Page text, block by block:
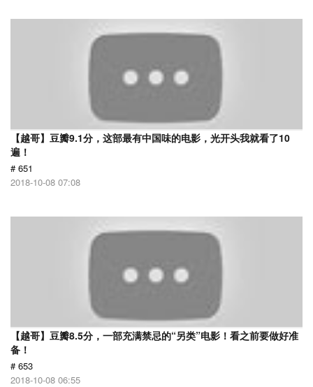
【越哥】豆瓣9.1分，这部最有中国味的电影，光开头我就看了10
遍！
# 651
2018-10-08 07:08
【越哥】豆瓣8.5分，一部充满禁忌的“另类”电影！看之前要做好准
备！
# 653
2018-10-08 06:55